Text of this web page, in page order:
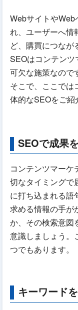
WebサイトやWeb
れ、ユーザーへ情
ど、購買につなが
SEOはコンテン
可欠な施策なので
そこで、ここでは
体的なSEOをご紹
SEOで成果
コンテンツマーケ
切なタイミングで
に打ち込まれる語
求める情報の手が
か、その検索意図
意識しましょう。
つでもあります。
キーワード